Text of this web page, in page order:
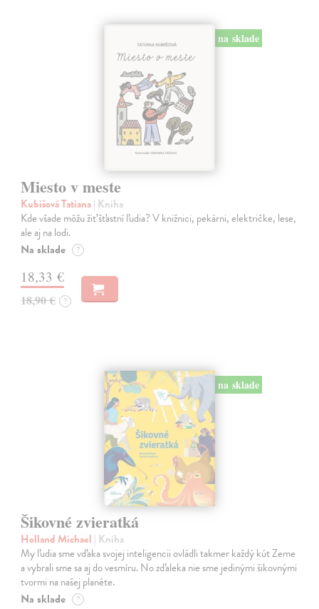
na sklade
Miesto v meste
Kubišová Tatiana| Kniha
Kde všade môžu žiť šťastní ľudia? V knižnici, pekárni, električke, lese,
ale aj na lodi.
Na sklade ?
18,33 €
18,90 € ?
na sklade
Šikovné zvieratká
Holland Michael | Kniha
My ľudia sme vďaka svojej inteligencii ovládli takmer každý kút Zeme
a vybrali sme sa aj do vesmíru. No zďaleka nie sme jedinými šikovnými
tvormi na našej planéte.
Na sklade ?